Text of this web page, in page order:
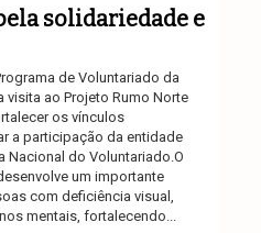
solidariedade e
de Voluntariado da
visita ao Projeto Rumo Norte
os vínculos
a participação da entidade
Nacional do Voluntariado.O
um importante
com deficiência visual,
mentais, fortalecendo...